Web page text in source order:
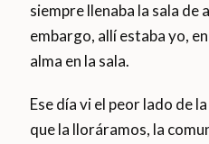
siempre llenaba la sala de
embargo, allí estaba yo,
alma en la sala.
Ese día vi el peor lado de
que la lloráramos, la